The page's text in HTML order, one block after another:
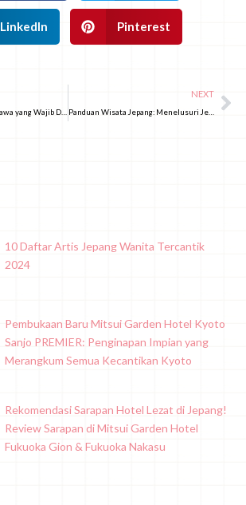
LinkedIn Pinterest
5 Tempat Wisata Okinawa yang Wajib Dikunjungi Tahun 2025!
NEXT
Panduan Wisata Jepang: Menelusuri Jejak Kenji Miyazawa di Iwate!
10 Daftar Artis Jepang Wanita Tercantik
2024
Pembukaan Baru Mitsui Garden Hotel Kyoto
Sanjo PREMIER: Penginapan Impian yang
Merangkum Semua Kecantikan Kyoto
Rekomendasi Sarapan Hotel Lezat di Jepang!
Review Sarapan di Mitsui Garden Hotel
Fukuoka Gion & Fukuoka Nakasu